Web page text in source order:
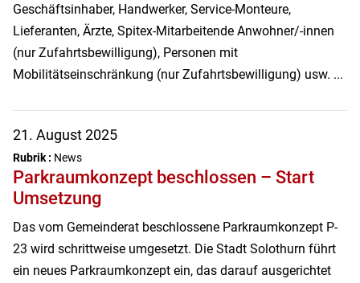
Geschäftsinhaber, Handwerker, Service-Monteure,
Lieferanten, Ärzte, Spitex-Mitarbeitende Anwohner/-innen
(nur Zufahrtsbewilligung), Personen mit
Mobilitätseinschränkung (nur Zufahrtsbewilligung) usw. ...
Parkraumkonzept beschlossen – Start
Umsetzung
21. August 2025
Rubrik : News
Das vom Gemeinderat beschlossene Parkraumkonzept P-
23 wird schrittweise umgesetzt. Die Stadt Solothurn führt
ein neues Parkraumkonzept ein, das darauf ausgerichtet